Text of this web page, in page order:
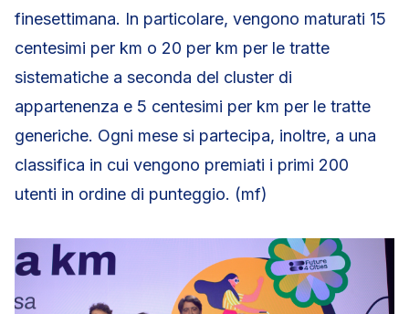
finesettimana. In particolare, vengono maturati 15
centesimi per km o 20 per km per le tratte
sistematiche a seconda del cluster di
appartenenza e 5 centesimi per km per le tratte
generiche. Ogni mese si partecipa, inoltre, a una
classifica in cui vengono premiati i primi 200
utenti in ordine di punteggio. (mf)